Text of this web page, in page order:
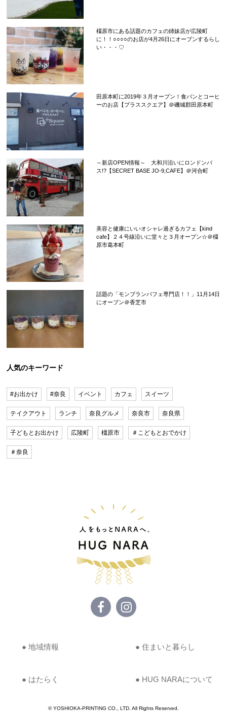
橿原市にある話題のカフェの姉妹店が広陵町
に！！○○○○のお店が4月26日にオープンするらし
い・・・♡
田原本町に2019年３月オープン！食パンとコーヒ
ーのお店【プラススクエア】＠磯城郡田原本町
～新店OPEN情報～ 大和川沿いにロンドンバ
ス!?【SECRET BASE JO-9,CAFE】＠河合町
美容と健康にいいオシャレ過ぎるカフェ【kind
cafe】２４号線沿いに堂々と３月オープン☆＠橿
原市葛本町
話題の「モンブランパフェ専門店！！」11月14日
にオープン＠香芝市
人気のキーワード
#お出かけ #奈良 イベント カフェ スイーツ
テイクアウト ランチ 奈良グルメ 奈良市 奈良県
子どもとお出かけ 広陵町 橿原市 ＃こどもとおでかけ
＃奈良
● 地域情報 ● 住まいと暮らし
● はたらく ● HUG NARAについて
© YOSHIOKA-PRINTING CO., LTD. All Rights Reserved.